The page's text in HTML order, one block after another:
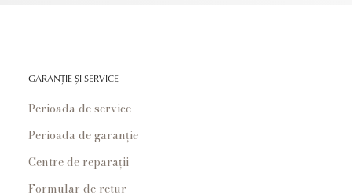
GARANȚIE ȘI SERVICE
Perioada de service
Perioada de garanție
Centre de reparații
Formular de retur